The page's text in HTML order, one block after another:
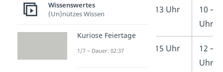
Vormittag 11 – 13 Uhr
10 –
Uhr
Mittag 13 – 15 Uhr
12 –
Uhr
Wissenswertes
(Un)nützes Wissen
Kuriose Feiertage
1/7 – Dauer: 02:37